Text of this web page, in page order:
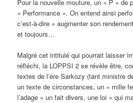
Pour la nouvelle mouture, un « P » de
« Performance ». On entend ainsi
c’est-à-dire « augmenter son
et toujours…
Malgré cet intitulé qui pourrait laisser
réfléchi, la LOPPSI 2 se révèle être,
textes de l’ère Sarkozy (tant ministre
un texte de circonstances, un « mille
l’adage « un fait divers, une loi » qui